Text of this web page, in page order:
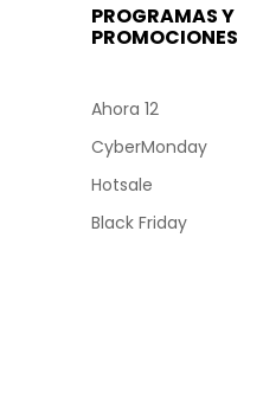
PROGRAMAS Y
PROMOCIONES
Ahora 12
CyberMonday
Hotsale
Black Friday